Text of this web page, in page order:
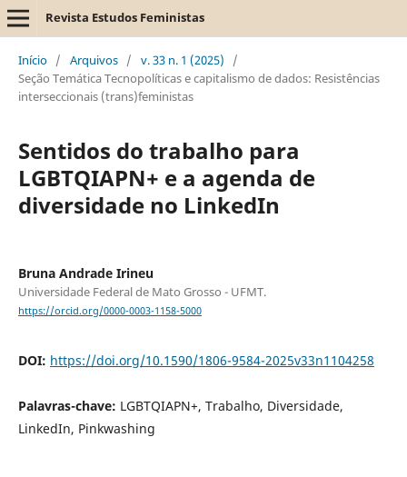
Revista Estudos Feministas
Início / Arquivos / v. 33 n. 1 (2025)
/
Seção Temática Tecnopolíticas e capitalismo de dados: Resistências
interseccionais (trans)feministas
Sentidos do trabalho para
LGBTQIAPN+ e a agenda de
diversidade no LinkedIn
Bruna Andrade Irineu
Universidade Federal de Mato Grosso - UFMT.
https://orcid.org/0000-0003-1158-5000
DOI: https://doi.org/10.1590/1806-9584-2025v33n1104258
Palavras-chave: LGBTQIAPN+, Trabalho, Diversidade,
LinkedIn, Pinkwashing